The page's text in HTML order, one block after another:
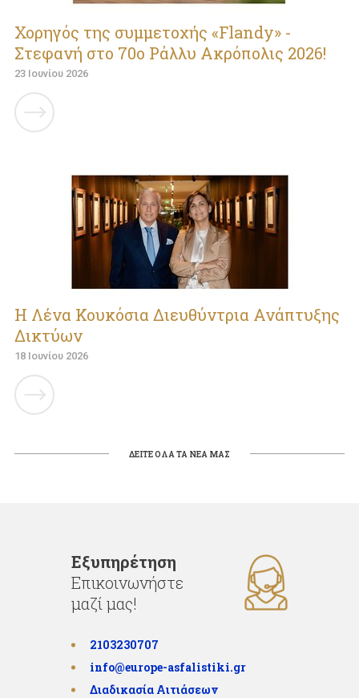
Χορηγός της συμμετοχής «Flandy» -
Στεφανή στο 70ο Ράλλυ Ακρόπολις 2026!
23 Ιουνίου 2026
Η Λένα Κουκόσια Διευθύντρια Ανάπτυξης
Δικτύων
18 Ιουνίου 2026
ΔΕΙΤΕ ΟΛΑ ΤΑ ΝΕΑ ΜΑΣ
Εξυπηρέτηση
Επικοινωνήστε
μαζί μας!
2103230707
info@europe-asfalistiki.gr
Διαδικασία Αιτιάσεων